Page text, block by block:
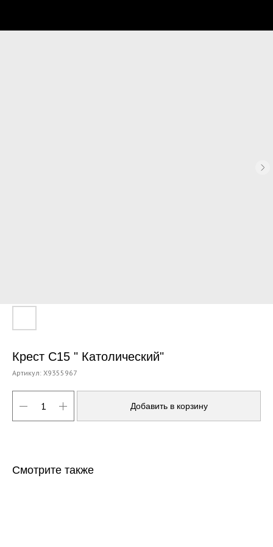
Крест С15 " Католический"
Артикул: X9355967
Добавить в корзину
Смотрите также